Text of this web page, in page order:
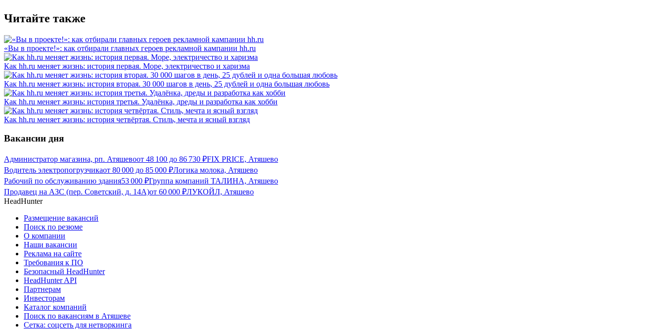
Читайте также
«Вы в проекте!»: как отбирали главных героев рекламной кампании hh.ru
Как hh.ru меняет жизнь: история первая. Море, электричество и харизма
Как hh.ru меняет жизнь: история вторая. 30 000 шагов в день, 25 дублей и одна большая любовь
Как hh.ru меняет жизнь: история третья. Удалёнка, дреды и разработка как хобби
Как hh.ru меняет жизнь: история четвёртая. Стиль, мечта и ясный взгляд
Вакансии дня
Администратор магазина, рп. Атяшевоот 48 100 до 86 730 ₽FIX PRICE, Атяшево
Водитель электропогрузчикаот 80 000 до 85 000 ₽Логика молока, Атяшево
Рабочий по обслуживанию здания53 000 ₽Группа компаний ТАЛИНА, Атяшево
Продавец на АЗС (пер. Советский, д. 14А)от 60 000 ₽ЛУКОЙЛ, Атяшево
HeadHunter
Размещение вакансий
Поиск по резюме
О компании
Наши вакансии
Реклама на сайте
Требования к ПО
Безопасный HeadHunter
HeadHunter API
Партнерам
Инвесторам
Каталог компаний
Поиск по вакансиям в Атяшеве
Сетка: соцсеть для нетворкинга